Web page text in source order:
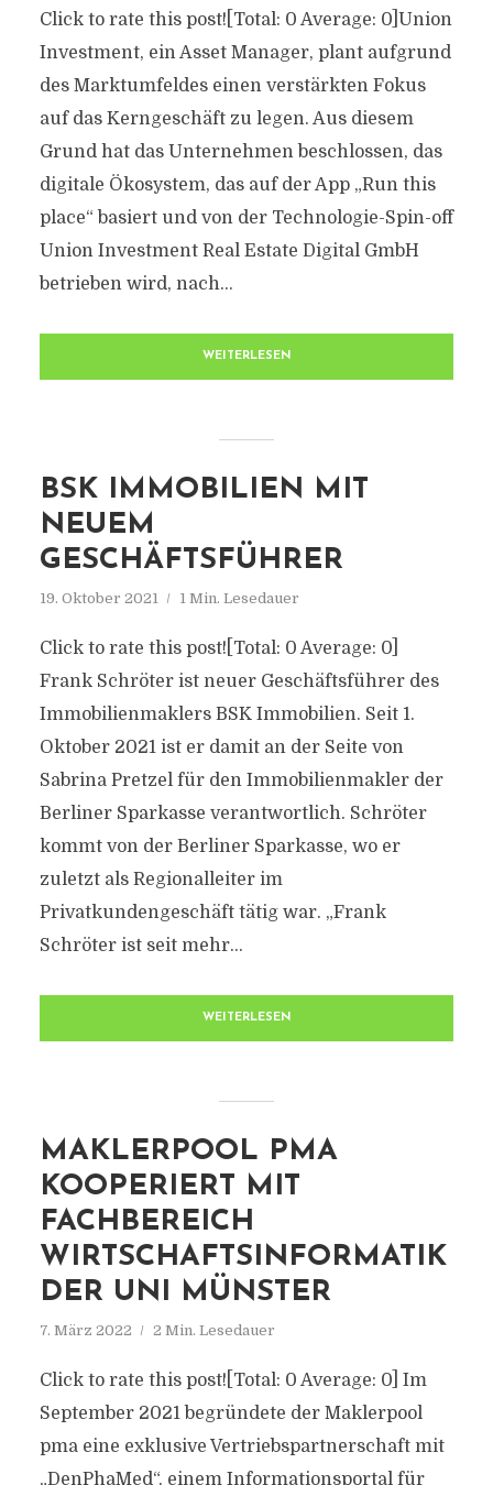
Click to rate this post![Total: 0 Average: 0]Union
Investment, ein Asset Manager, plant aufgrund
des Marktumfeldes einen verstärkten Fokus
auf das Kerngeschäft zu legen. Aus diesem
Grund hat das Unternehmen beschlossen, das
digitale Ökosystem, das auf der App „Run this
place“ basiert und von der Technologie-Spin-off
Union Investment Real Estate Digital GmbH
betrieben wird, nach...
WEITERLESEN
BSK IMMOBILIEN MIT
NEUEM
GESCHÄFTSFÜHRER
19. Oktober 2021 1 Min. Lesedauer
Click to rate this post![Total: 0 Average: 0]
Frank Schröter ist neuer Geschäftsführer des
Immobilienmaklers BSK Immobilien. Seit 1.
Oktober 2021 ist er damit an der Seite von
Sabrina Pretzel für den Immobilienmakler der
Berliner Sparkasse verantwortlich. Schröter
kommt von der Berliner Sparkasse, wo er
zuletzt als Regionalleiter im
Privatkundengeschäft tätig war. „Frank
Schröter ist seit mehr...
WEITERLESEN
MAKLERPOOL PMA
KOOPERIERT MIT
FACHBEREICH
WIRTSCHAFTSINFORMATIK
DER UNI MÜNSTER
7. März 2022 2 Min. Lesedauer
Click to rate this post![Total: 0 Average: 0] Im
September 2021 begründete der Maklerpool
pma eine exklusive Vertriebspartnerschaft mit
„DenPhaMed“, einem Informationsportal für